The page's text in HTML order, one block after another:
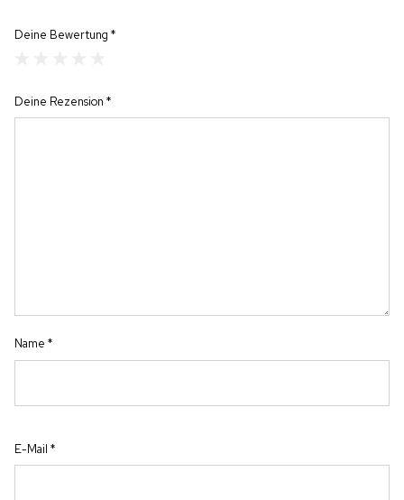
Deine Bewertung *
Deine Rezension *
Name *
E-Mail *